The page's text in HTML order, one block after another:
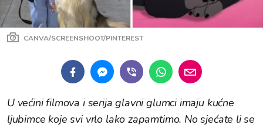
CANVA/SCREENSHOOT/PINTEREST
U većini filmova i serija glavni glumci imaju kućne
ljubimce koje svi vrlo lako zapamtimo. No sjećate li se